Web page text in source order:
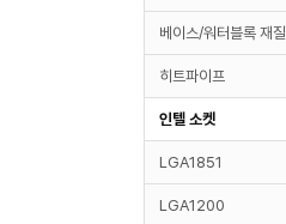
베이스/워터블록 재질
히트파이프
인텔 소켓
LGA1851
LGA1200